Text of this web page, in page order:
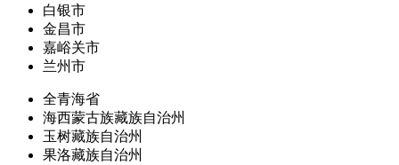
白银市
金昌市
嘉峪关市
兰州市
全青海省
海西蒙古族藏族自治州
玉树藏族自治州
果洛藏族自治州